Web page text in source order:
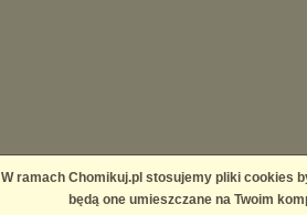
Contact us Media Help
Publishers Platform
Privacy policy Report copyright
W ramach Chomikuj.pl stosujemy pliki cookies
będą one umieszczane na Twoim